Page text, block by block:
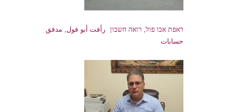
ראפת אבו פול, רואה חשבון رأفت أبو فول, مدقق
حسابات